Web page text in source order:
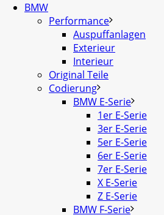
BMW
Performance
Auspuffanlagen
Exterieur
Interieur
Original Teile
Codierung
BMW E-Serie
1er E-Serie
3er E-Serie
5er E-Serie
6er E-Serie
7er E-Serie
X E-Serie
Z E-Serie
BMW F-Serie